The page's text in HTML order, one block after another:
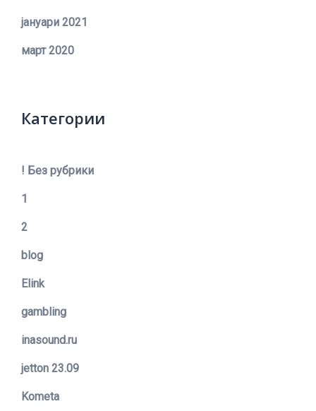
јануари 2021
март 2020
Категории
! Без рубрики
1
2
blog
Elink
gambling
inasound.ru
jetton 23.09
Kometa